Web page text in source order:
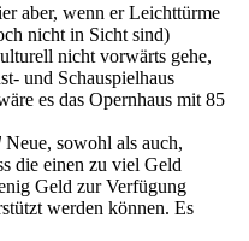
aber, wenn er Leichttürme
nicht in Sicht sind)
nicht vorwärts gehe,
und Schauspielhaus
es das Opernhaus mit 85
Neue, sowohl als auch,
die einen zu viel Geld
Geld zur Verfügung
werden können. Es